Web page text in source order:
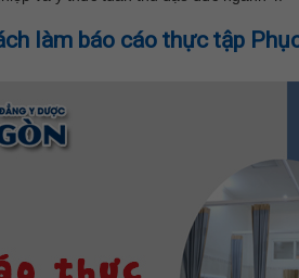
làm báo cáo thực tập